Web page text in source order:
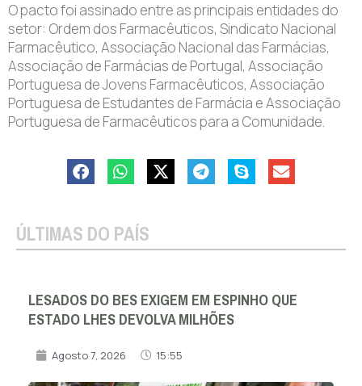
O pacto foi assinado entre as principais entidades do
setor: Ordem dos Farmacêuticos, Sindicato Nacional
Farmacêutico, Associação Nacional das Farmácias,
Associação de Farmácias de Portugal, Associação
Portuguesa de Jovens Farmacêuticos, Associação
Portuguesa de Estudantes de Farmácia e Associação
Portuguesa de Farmacêuticos para a Comunidade.
ÚLTIMAS DO PAÍS
LESADOS DO BES EXIGEM EM ESPINHO QUE
ESTADO LHES DEVOLVA MILHÕES
Agosto 7, 2026 15:55